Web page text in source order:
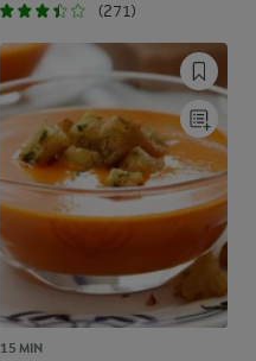
(271)
15 MIN